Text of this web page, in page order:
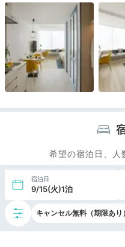
希望の宿泊日、人
宿泊日
9/15(火)1泊
キャンセル無料（期限あり）